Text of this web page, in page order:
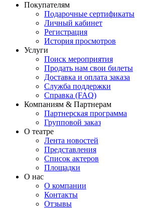
Покупателям
Подарочные сертификаты
Личный кабинет
Регистрация
История просмотров
Услуги
Поиск мероприятия
Продать нам свои билеты
Доставка и оплата заказа
Служба поддержки
Справка (FAQ)
Компаниям & Партнерам
Партнерская программа
Групповой заказ
О театре
Лента новостей
Представления
Список актеров
Площадки
О нас
О компании
Контакты
Отзывы